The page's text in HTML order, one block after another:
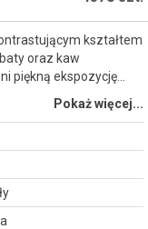
kształtem
oraz kaw
piękną ekspozycję...
Pokaż więcej...